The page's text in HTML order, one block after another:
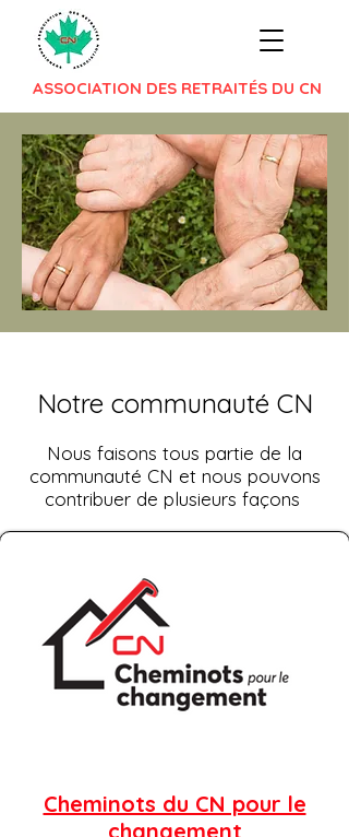
ASSOCIATION DES RETRAITÉS DU CN
Notre communauté CN
Nous faisons tous partie de la
communauté CN et nous pouvons
contribuer de plusieurs façons
Cheminots du CN pour le
changement